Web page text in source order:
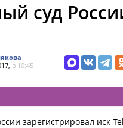
суд
в 10:45
зарегистрировал иск